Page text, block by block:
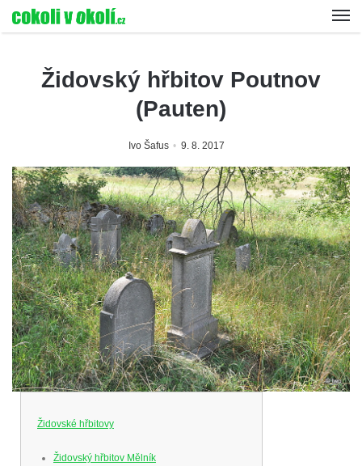
Židovský hřbitov Poutnov
(Pauten)
Ivo Šafus 9. 8. 2017
Židovské hřbitovy
Židovský hřbitov Mělník